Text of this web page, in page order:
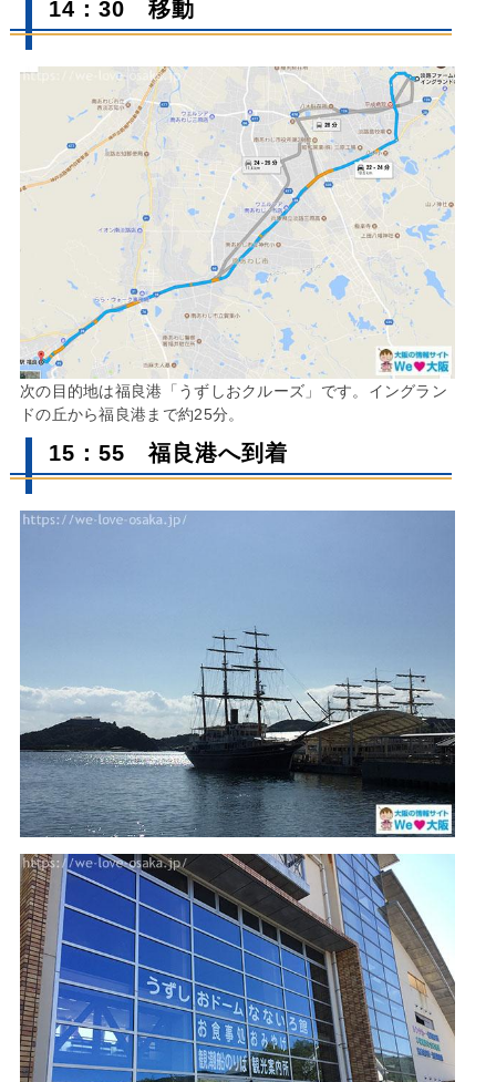
14：30 移動
次の目的地は福良港「うずしおクルーズ」です。イングラン
ドの丘から福良港まで約25分。
15：55 福良港へ到着